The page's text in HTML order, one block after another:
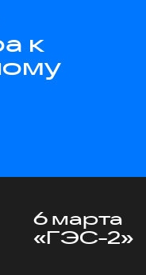
к
6 марта
«ГЭС-2»